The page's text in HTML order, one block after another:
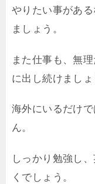
やりたい事があ
ましょう。
また仕事も、無
に出し続けましょ
海外にいるだけ
ん。
しっかり勉強し
くでしょう。